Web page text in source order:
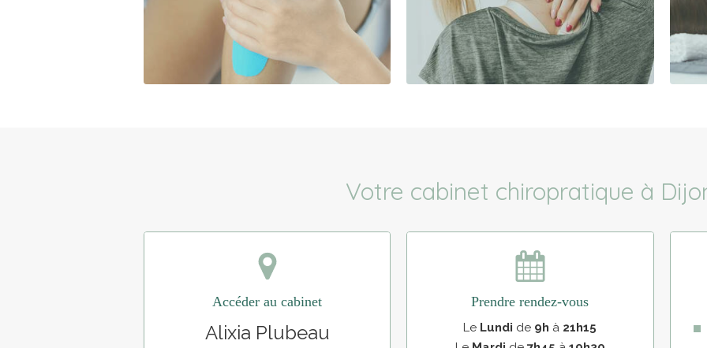
Votre cabinet chiropratique à
Accéder au cabinet
Alixia Plubeau
Prendre rendez-vous
Le Lundi de 9h à 21h15